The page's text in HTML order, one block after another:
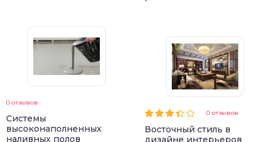
0 отзывов
Системы
высоконаполненных
наливных полов
0 отзывов
Восточный стиль в
дизайне интерьеров